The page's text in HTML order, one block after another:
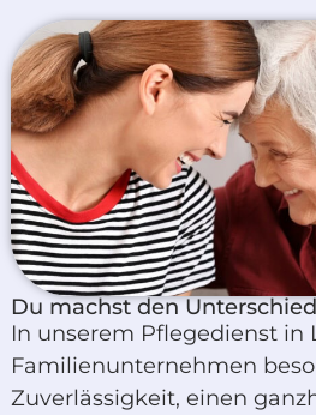
Du machst den
In unserem Pflegedienst in
Familienunternehmen
Zuverlässigkeit, einen